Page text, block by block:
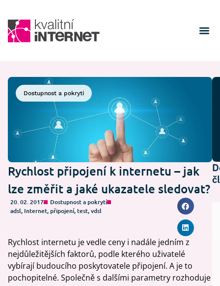
Dostupnost a pokrytí
Rychlost připojení k internetu – jak
lze změřit a jaké ukazatele sledovat?
20. 02. 2017
Dostupnost a pokrytí
adsl, Internet, připojení,test,vdsl
Rychlost internetu je vedle ceny i nadále jedním z
nejdůležitějších faktorů, podle kterého uživatelé
vybírají budoucího poskytovatele připojení. A je to
pochopitelné. Společně s dalšími parametry rozhoduje